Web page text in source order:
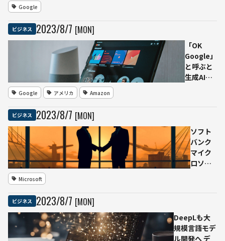
まとめ
生成 情
報の鮮
度も確
Google
ビジネス 2023/8/7 [MON]
「OK
Google」
と呼ぶと
生成AIが
LLM搭載
が明らか
に 担当チ
ームでは
Google アメリカ Amazon
ビジネス 2023/8/7 [MON]
ソフト
バンク
マイク
ロソフ
Service
と音声
通話な
Microsoft
ビジネス 2023/8/7 [MON]
DeepLも大
規模言語モデ
ル開発へ デ